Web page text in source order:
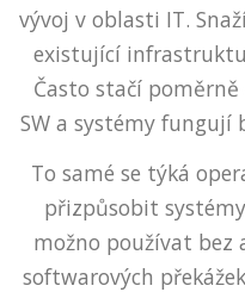
vývoj v oblasti IT.
existující
Často stačí
SW a systémy fungují
To samé se týká
přizpůsobit
možno používat bez
softwarových